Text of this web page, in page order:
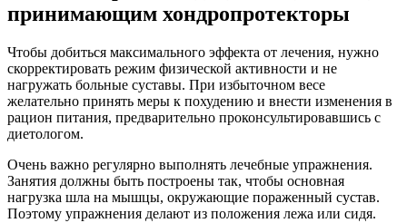
принимающим хондропротекторы
Чтобы добиться максимального эффекта от лечения, нужно
скорректировать режим физической активности и не
нагружать больные суставы. При избыточном весе
желательно принять меры к похудению и внести изменения в
рацион питания, предварительно проконсультировавшись с
диетологом.
Очень важно регулярно выполнять лечебные упражнения.
Занятия должны быть построены так, чтобы основная
нагрузка шла на мышцы, окружающие пораженный сустав.
Поэтому упражнения делают из положения лежа или сидя.